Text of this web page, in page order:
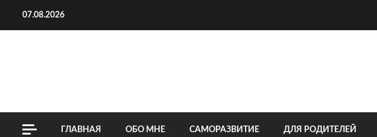
07.08.2026
ГЛАВНАЯ ОБО МНЕ САМОРАЗВИТИЕ ДЛЯ РОДИТЕЛЕЙ